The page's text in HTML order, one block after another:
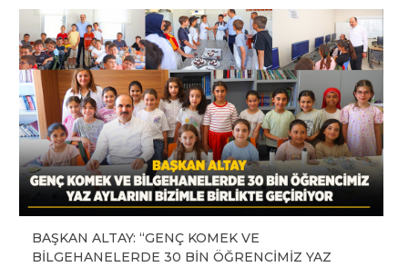
BAŞKAN ALTAY: “GENÇ KOMEK VE
BİLGEHANELERDE 30 BİN ÖĞRENCİMİZ YAZ